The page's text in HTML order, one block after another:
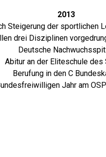
2013
Steigerung der sportlichen
drei Disziplinen
Deutsche
Abitur an der Eliteschule des
Berufung in den C
Jahr am